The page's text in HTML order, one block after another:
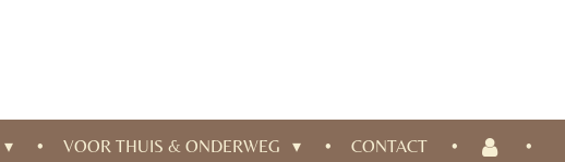
VOOR THUIS & ONDERWEG CONTACT